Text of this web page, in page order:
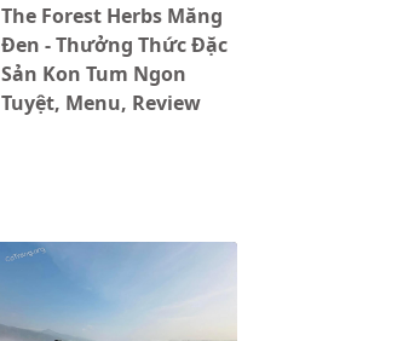
The Forest Herbs Măng
Đen - Thưởng Thức Đặc
Sản Kon Tum Ngon
Tuyệt, Menu, Review